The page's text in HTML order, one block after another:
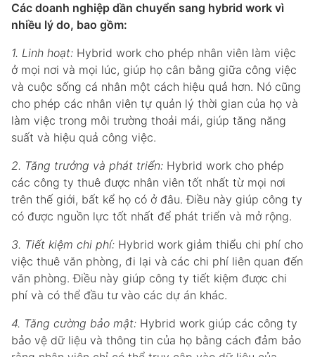
Các doanh nghiệp dần chuyển sang hybrid work vì
nhiều lý do, bao gồm:
1. Linh hoạt: Hybrid work cho phép nhân viên làm việc
ở mọi nơi và mọi lúc, giúp họ cân bằng giữa công việc
và cuộc sống cá nhân một cách hiệu quả hơn. Nó cũng
cho phép các nhân viên tự quản lý thời gian của họ và
làm việc trong môi trường thoải mái, giúp tăng năng
suất và hiệu quả công việc.
2. Tăng trưởng và phát triển: Hybrid work cho phép
các công ty thuê được nhân viên tốt nhất từ mọi nơi
trên thế giới, bất kể họ có ở đâu. Điều này giúp công ty
có được nguồn lực tốt nhất để phát triển và mở rộng.
3. Tiết kiệm chi phí: Hybrid work giảm thiểu chi phí cho
việc thuê văn phòng, đi lại và các chi phí liên quan đến
văn phòng. Điều này giúp công ty tiết kiệm được chi
phí và có thể đầu tư vào các dự án khác.
4. Tăng cường bảo mật: Hybrid work giúp các công ty
bảo vệ dữ liệu và thông tin của họ bằng cách đảm bảo